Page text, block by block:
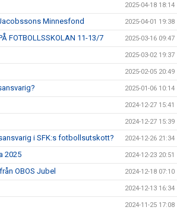
2025-04-18 18:14
Minnesfond 2025-04-01 19:38
FOTBOLLSSKOLAN 11-13/7 2025-03-16 09:47
2025-03-02 19:37
2025-02-05 20:49
2025-01-06 10:14
2024-12-27 15:41
2024-12-27 15:39
i SFK:s fotbollsutskott? 2024-12-26 21:34
2025 2024-12-23 20:51
OBOS Jubel 2024-12-18 07:10
2024-12-13 16:34
2024-11-25 17:08